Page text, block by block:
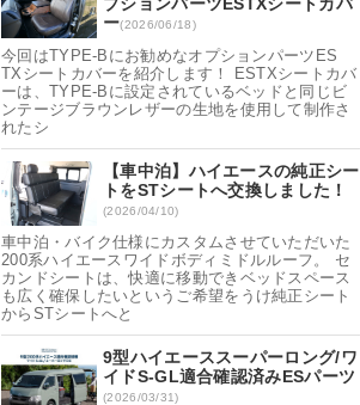
ー(2026/06/18)
今回はTYPE-Bにお勧めなオプションパーツES
TXシートカバーを紹介します！ ESTXシートカバ
ーは、TYPE-Bに設定されているベッドと同じビ
ンテージブラウンレザーの生地を使用して制作さ
れたシ
【車中泊】ハイエースの純正シー
トをSTシートへ交換しました！
(2026/04/10)
車中泊・バイク仕様にカスタムさせていただいた
200系ハイエースワイドボディミドルルーフ。 セ
カンドシートは、快適に移動できベッドスペース
も広く確保したいというご希望をうけ純正シート
からSTシートへと
9型ハイエーススーパーロング/ワ
イドS-GL適合確認済みESパーツ
(2026/03/31)